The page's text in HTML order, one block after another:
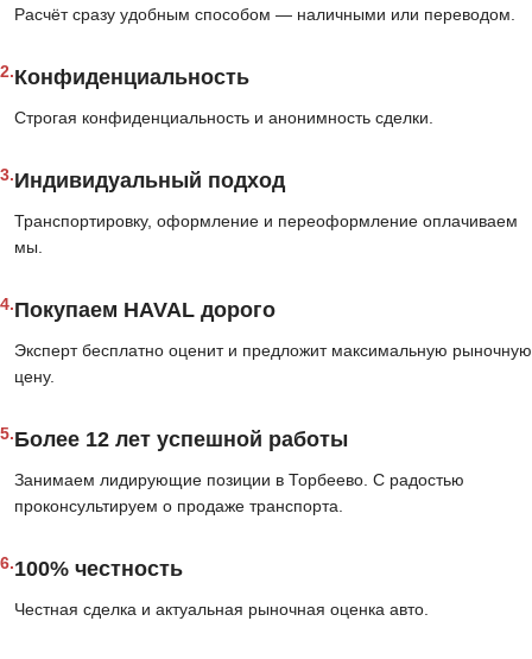
Расчёт сразу удобным способом — наличными или переводом.
2.Конфиденциальность
Строгая конфиденциальность и анонимность сделки.
3.Индивидуальный подход
Транспортировку, оформление и переоформление оплачиваем
мы.
4.Покупаем HAVAL дорого
Эксперт бесплатно оценит и предложит максимальную рыночную
цену.
5.Более 12 лет успешной работы
Занимаем лидирующие позиции в Торбеево. С радостью
проконсультируем о продаже транспорта.
6.100% честность
Честная сделка и актуальная рыночная оценка авто.